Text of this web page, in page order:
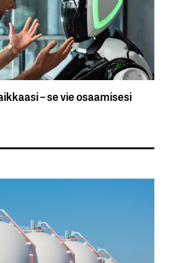
– se vie osaamisesi